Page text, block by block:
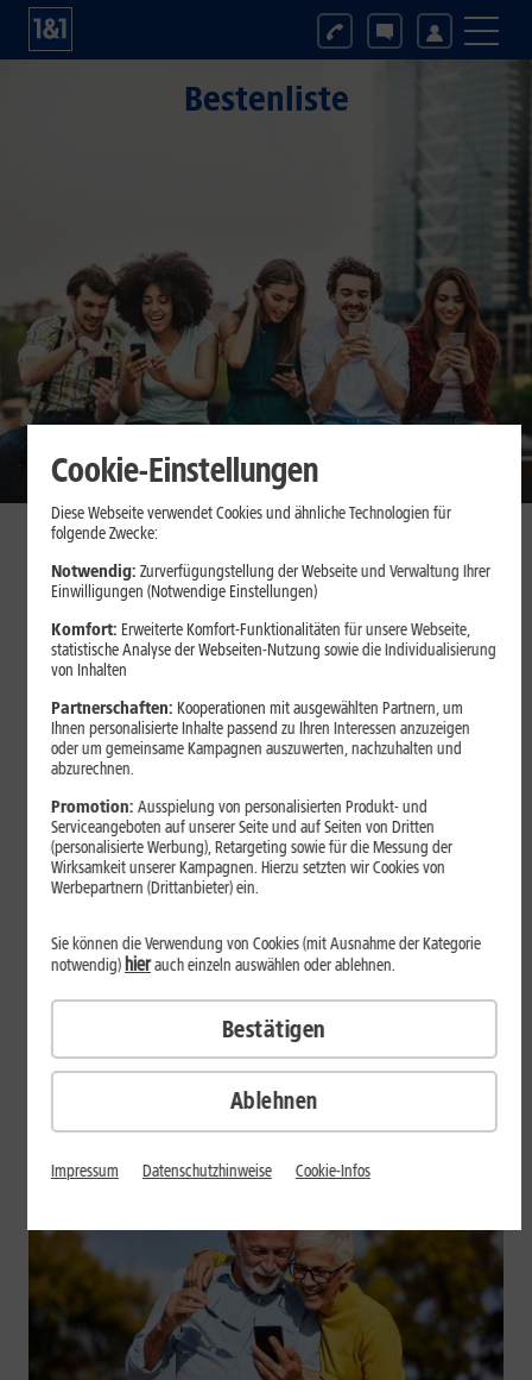
Bestenliste
Bestenliste
Smartphones mit langer
Akkulaufzeit 2026: Diese Modelle
halten im Alltag besonders lange
durch
Smartphones mit langer Akkulaufzeit sind 2026 gefragter denn
je. Der Artikel zeigt Modelle, die besonders lange durchhalten,
erklärt die wichtigsten Einflussfaktoren und vergleicht Geräte mit
großem Akku und hoher Energieeffizienz.
Mehr erfahren
Cookie-Einstellungen
Diese Webseite verwendet Cookies und ähnliche Technologien für
folgende Zwecke:
Notwendig: Zurverfügungstellung der Webseite und Verwaltung Ihrer
Einwilligungen (Notwendige Einstellungen)
Komfort: Erweiterte Komfort-Funktionalitäten für unsere Webseite,
statistische Analyse der Webseiten-Nutzung sowie die Individualisierung
von Inhalten
Partnerschaften: Kooperationen mit ausgewählten Partnern, um
Ihnen personalisierte Inhalte passend zu Ihren Interessen anzuzeigen
oder um gemeinsame Kampagnen auszuwerten, nachzuhalten und
abzurechnen.
Promotion: Ausspielung von personalisierten Produkt- und
Serviceangeboten auf unserer Seite und auf Seiten von Dritten
(personalisierte Werbung), Retargeting sowie für die Messung der
Wirksamkeit unserer Kampagnen. Hierzu setzten wir Cookies von
Werbepartnern (Drittanbieter) ein.
Ablehnen
Sie können die Verwendung von Cookies (mit Ausnahme der Kategorie
notwendig) hierauch einzeln auswählen oder ablehnen.
Bestätigen
Impressum Datenschutzhinweise Cookie-Infos